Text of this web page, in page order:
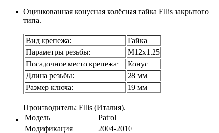
Оцинкованная конусная колёсная гайка Ellis закрытого
типа.
Вид крепежа:
Гайка
Параметры резьбы:
М12х1.25
Посадочное место крепежа:
Конус
Длина резьбы:
28 мм
Размер ключа:
19 мм
Производитель: Ellis (Италия).
Модель
Patrol
Модификация
2004-2010